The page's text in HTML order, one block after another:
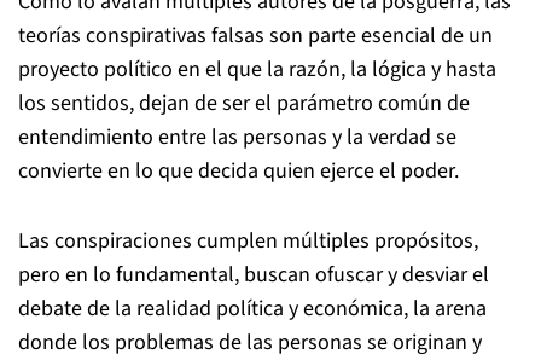
teorías conspirativas falsas son parte esencial de un
proyecto político en el que la razón, la lógica y hasta
los sentidos, dejan de ser el parámetro común de
entendimiento entre las personas y la verdad se
convierte en lo que decida quien ejerce el poder.
Las conspiraciones cumplen múltiples propósitos,
pero en lo fundamental, buscan ofuscar y desviar el
debate de la realidad política y económica, la arena
donde los problemas de las personas se originan y